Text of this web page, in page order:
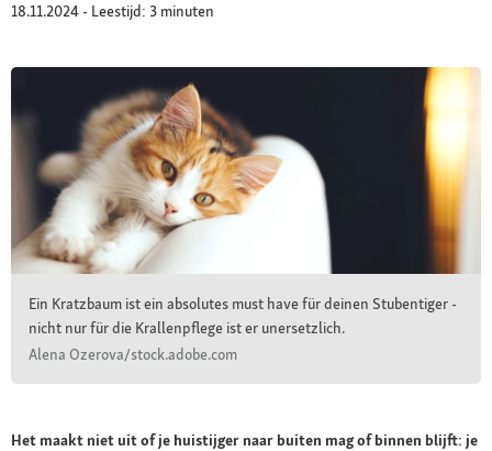
18.11.2024 - Leestijd: 3 minuten
Ein Kratzbaum ist ein absolutes must have für deinen Stubentiger -
nicht nur für die Krallenpflege ist er unersetzlich.
Alena Ozerova/stock.adobe.com
Het maakt niet uit of je huistijger naar buiten mag of binnen blijft: je